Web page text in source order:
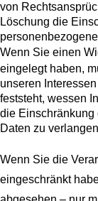
von
Löschung die
Wenn Sie einen
eingelegt haben,
unseren
feststeht, wessen
die Einschränkung
Daten zu verlangen.
Wenn Sie die
eingeschränkt